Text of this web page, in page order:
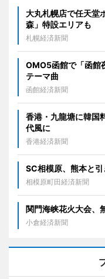
大丸札幌店で任天
森」特設エリアも
札幌経済新聞
OMO5函館で「函
テーマ曲
函館経済新聞
香港・九龍塘に韓
代風に
香港経済新聞
SC相模原、熊本と
相模原町田経済新聞
関門海峡花火大会、
小倉経済新聞